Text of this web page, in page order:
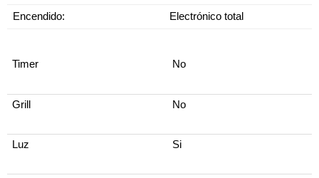
Encendido: Electrónico total
Timer No
Grill No
Luz Si